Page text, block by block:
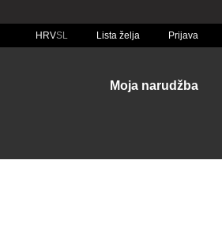
HRVSL Lista želja Prijava
Moja narudžba